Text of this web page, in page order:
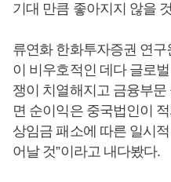
기대 만큼 좋아지지 않을
류연화 한화투자증권 연구
이 비우호적인 데다 글로
쟁이 치열해지고 금융부문
면 순이익은 중국법인이
상임금 패소에 따른 일시
어날 것”이라고 내다봤다.